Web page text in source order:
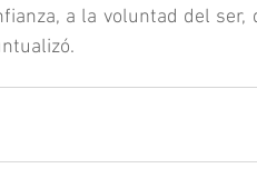
a la voluntad del